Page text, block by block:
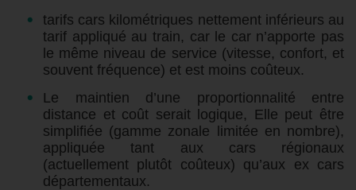
tarifs cars kilométriques nettement inférieurs au
tarif appliqué au train, car le car n’apporte pas
le même niveau de service (vitesse, confort, et
souvent fréquence) et est moins coûteux.
Le maintien d’une proportionnalité entre
distance et coût serait logique, Elle peut être
simplifiée (gamme zonale limitée en nombre),
appliquée tant aux cars régionaux
(actuellement plutôt coûteux) qu’aux ex cars
départementaux.